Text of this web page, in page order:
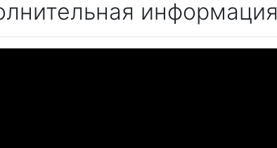
информация